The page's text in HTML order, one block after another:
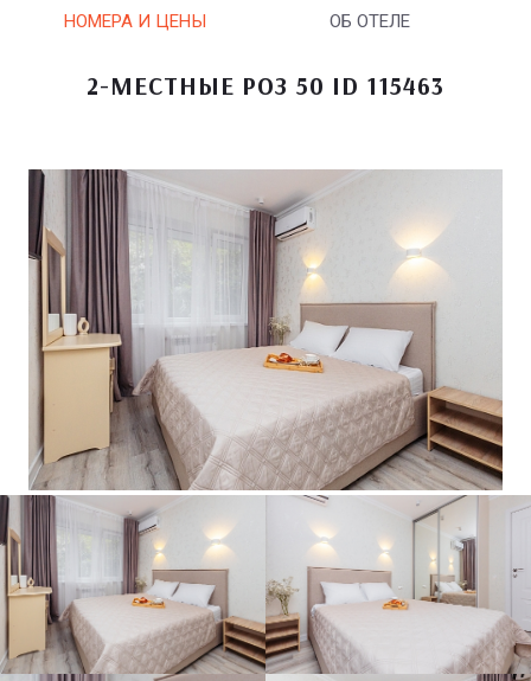
НОМЕРА И ЦЕНЫ ОБ ОТЕЛЕ
2-МЕСТНЫЕ РОЗ 50 ID 115463